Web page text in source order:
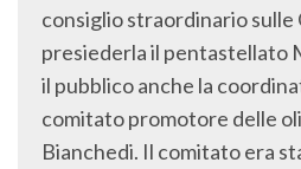
consiglio straordinario sulle
presiederla il pentastellato
il pubblico anche la
comitato promotore delle
Bianchedi. Il comitato era